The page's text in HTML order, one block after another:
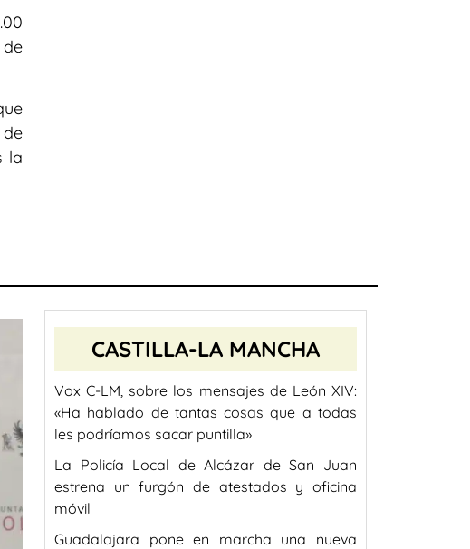
la
CASTILLA-LA MANCHA
Vox C-LM, sobre los mensajes de León XIV:
«Ha hablado de tantas cosas que a todas
les podríamos sacar puntilla»
La Policía Local de Alcázar de San Juan
estrena un furgón de atestados y oficina
móvil
Guadalajara pone en marcha una nueva